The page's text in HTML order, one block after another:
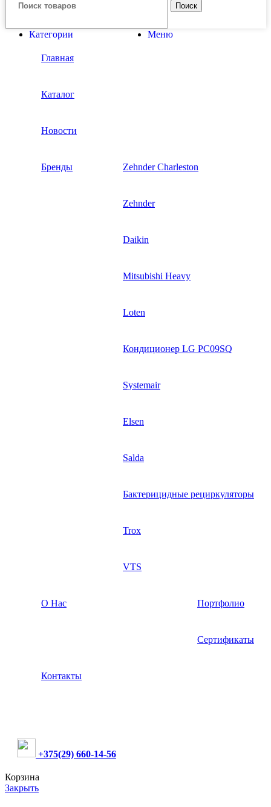
Поиск
Меню
Категории
Главная
Каталог
Новости
Бренды Zehnder Charleston
Zehnder
Daikin
Mitsubishi Heavy
Loten
Кондиционер LG PC09SQ
Systemair
Elsen
Salda
Бактерицидные рециркуляторы
Trox
VTS
О Нас Портфолио
Сертификаты
Контакты
+375(29) 660-14-56
Корзина
Закрыть